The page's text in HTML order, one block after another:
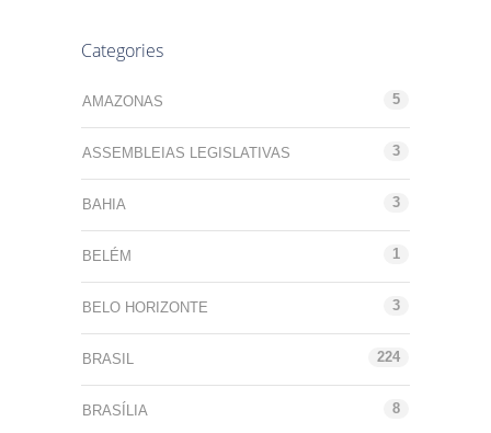
Categories
AMAZONAS 5
ASSEMBLEIAS LEGISLATIVAS 3
BAHIA 3
BELÉM 1
BELO HORIZONTE 3
BRASIL 224
BRASÍLIA 8